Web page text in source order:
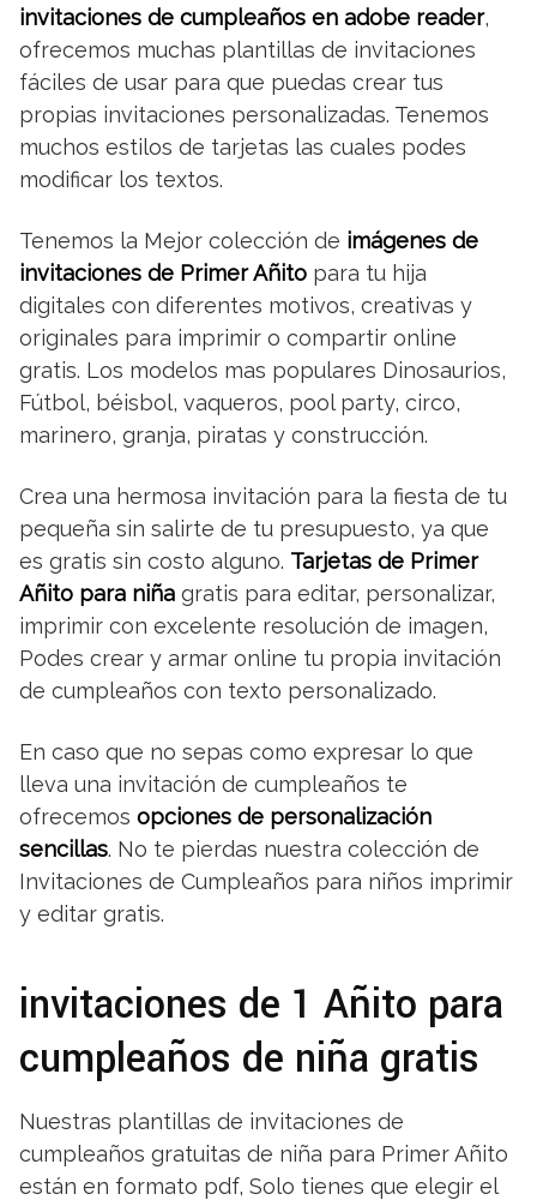
invitaciones de cumpleaños en adobe reader,
ofrecemos muchas plantillas de invitaciones
fáciles de usar para que puedas crear tus
propias invitaciones personalizadas. Tenemos
muchos estilos de tarjetas las cuales podes
modificar los textos.
Tenemos la Mejor colección de imágenes de
invitaciones de Primer Añito para tu hija
digitales con diferentes motivos, creativas y
originales para imprimir o compartir online
gratis. Los modelos mas populares Dinosaurios,
Fútbol, béisbol, vaqueros, pool party, circo,
marinero, granja, piratas y construcción.
Crea una hermosa invitación para la fiesta de tu
pequeña sin salirte de tu presupuesto, ya que
es gratis sin costo alguno. Tarjetas de Primer
Añito para niña gratis para editar, personalizar,
imprimir con excelente resolución de imagen,
Podes crear y armar online tu propia invitación
de cumpleaños con texto personalizado.
En caso que no sepas como expresar lo que
lleva una invitación de cumpleaños te
ofrecemos opciones de personalización
sencillas. No te pierdas nuestra colección de
Invitaciones de Cumpleaños para niños imprimir
y editar gratis.
invitaciones de 1 Añito para
cumpleaños de niña gratis
Nuestras plantillas de invitaciones de
cumpleaños gratuitas de niña para Primer Añito
están en formato pdf, Solo tienes que elegir el